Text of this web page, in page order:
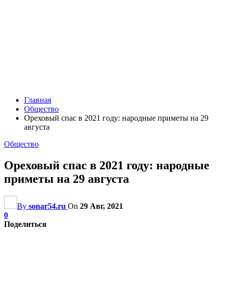
Главная
Общество
Ореховый спас в 2021 году: народные приметы на 29
августа
Общество
Ореховый спас в 2021 году: народные
приметы на 29 августа
By sonar54.ru On 29 Авг, 2021
0
Поделиться